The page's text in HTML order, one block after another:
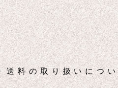
料の取り扱いについ